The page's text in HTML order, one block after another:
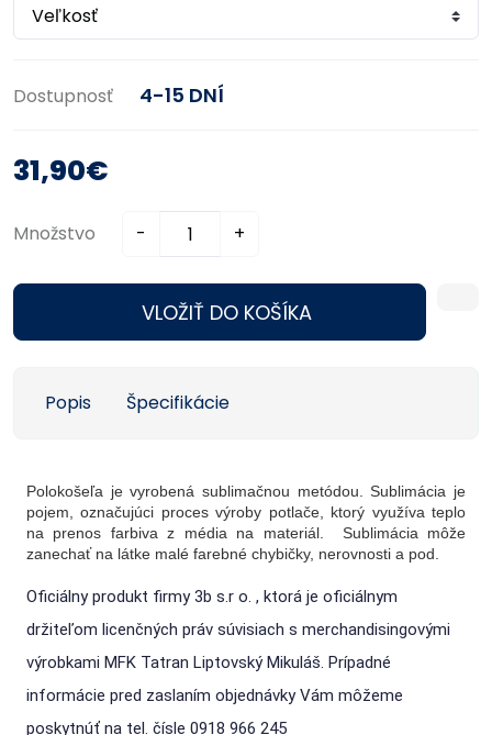
Dostupnosť 4-15 DNÍ
31,90€
Množstvo - +
VLOŽIŤ DO KOŠÍKA
Popis Špecifikácie
Polokošeľa je vyrobená sublimačnou metódou. Sublimácia je
pojem, označujúci proces výroby potlače, ktorý využíva teplo
na prenos farbiva z média na materiál. Sublimácia môže
zanechať na látke malé farebné chybičky, nerovnosti a pod.
Oficiálny produkt firmy 3b s.r o. , ktorá je oficiálnym
držiteľom licenčných práv súvisiach s merchandisingovými
výrobkami MFK Tatran Liptovský Mikuláš. Prípadné
informácie pred zaslaním objednávky Vám môžeme
poskytnúť na tel. čísle 0918 966 245